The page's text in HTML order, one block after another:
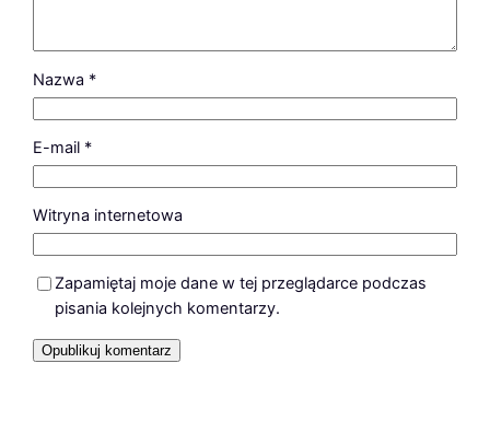
Nazwa *
E-mail *
Witryna internetowa
Zapamiętaj moje dane w tej przeglądarce podczas
pisania kolejnych komentarzy.